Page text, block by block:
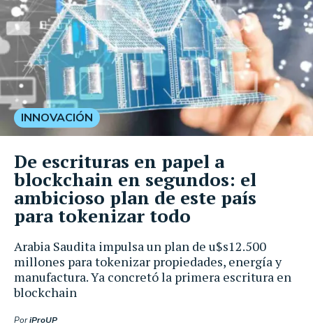
Arabia Saudita impulsa un plan de u$s12.500
millones para tokenizar propiedades, energía y
manufactura. Ya concretó la primera escritura en
blockchain
PoriProUP
INNOVACIÓN
De escrituras en papel a
blockchain en segundos: el
ambicioso plan de este país
para tokenizar todo